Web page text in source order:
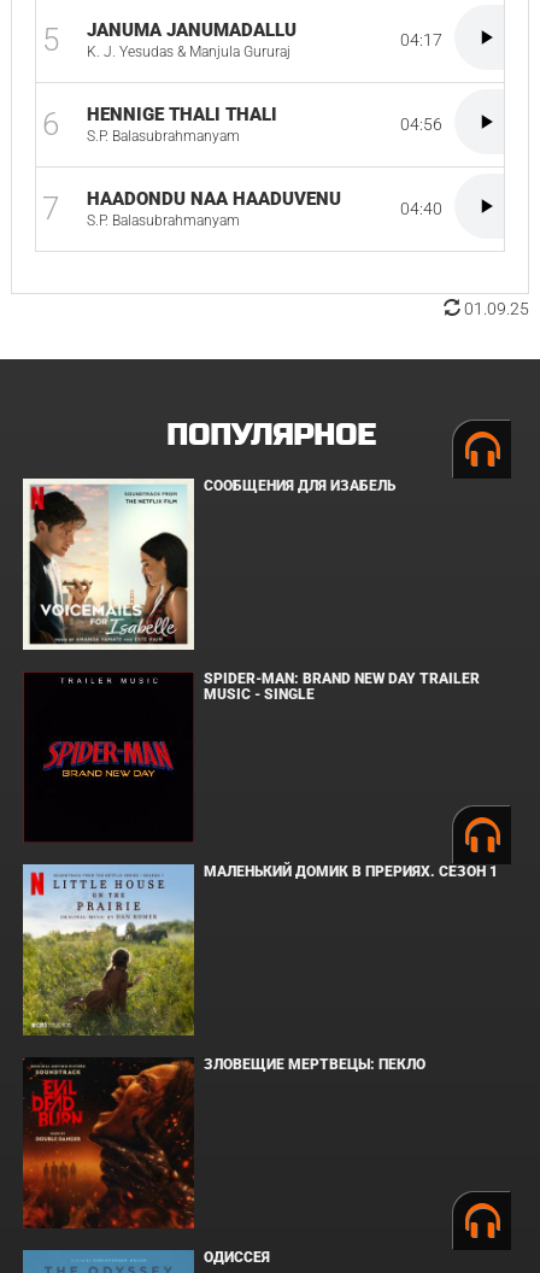
5 JANUMA JANUMADALLU
K. J. Yesudas & Manjula Gururaj
04:17
6 HENNIGE THALI THALI
S.P. Balasubrahmanyam
04:56
7 HAADONDU NAA HAADUVENU
S.P. Balasubrahmanyam
04:40
01.09.25
ПОПУЛЯРНОЕ
СООБЩЕНИЯ ДЛЯ ИЗАБЕЛЬ
SPIDER-MAN: BRAND NEW DAY TRAILER
MUSIC - SINGLE
МАЛЕНЬКИЙ ДОМИК В ПРЕРИЯХ. СЕЗОН 1
ЗЛОВЕЩИЕ МЕРТВЕЦЫ: ПЕКЛО
ОДИССЕЯ